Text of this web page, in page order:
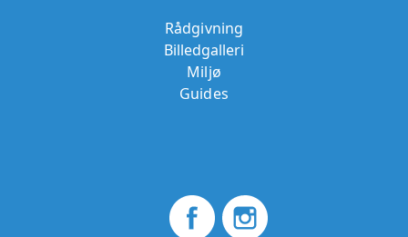
Rådgivning
Billedgalleri
Miljø
Guides